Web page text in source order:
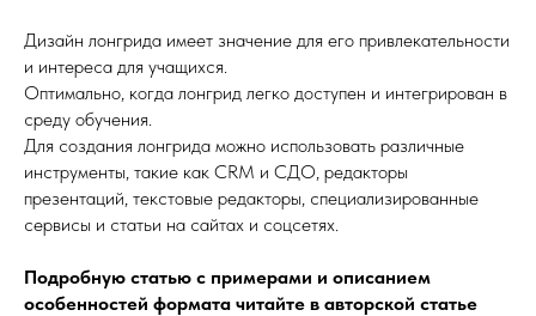
Дизайн лонгрида имеет значение для его привлекательности
и интереса для учащихся.
Оптимально, когда лонгрид легко доступен и интегрирован в
среду обучения.
Для создания лонгрида можно использовать различные
инструменты, такие как CRM и СДО, редакторы
презентаций, текстовые редакторы, специализированные
сервисы и статьи на сайтах и соцсетях.
Подробную статью с примерами и описанием
особенностей формата читайте в авторской статье